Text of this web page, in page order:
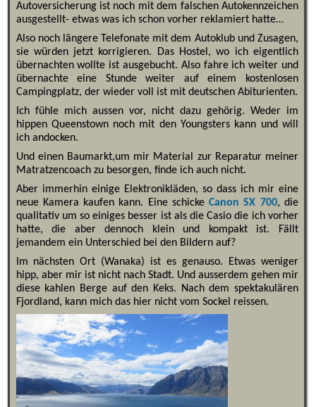
Autoversicherung ist noch mit dem falschen Autokennzeichen
ausgestellt- etwas was ich schon vorher reklamiert hatte…
Also noch längere Telefonate mit dem Autoklub und Zusagen,
sie würden jetzt korrigieren. Das Hostel, wo ich eigentlich
übernachten wollte ist ausgebucht. Also fahre ich weiter und
übernachte eine Stunde weiter auf einem kostenlosen
Campingplatz, der wieder voll ist mit deutschen Abiturienten.
Ich fühle mich aussen vor, nicht dazu gehörig. Weder im
hippen Queenstown noch mit den Youngsters kann und will
ich andocken.
Und einen Baumarkt,um mir Material zur Reparatur meiner
Matratzencoach zu besorgen, finde ich auch nicht.
Aber immerhin einige Elektronikläden, so dass ich mir eine
neue Kamera kaufen kann. Eine schickeCanon SX 700, die
qualitativ um so einiges besser ist als die Casio die ich vorher
hatte, die aber dennoch klein und kompakt ist. Fällt
jemandem ein Unterschied bei den Bildern auf?
Im nächsten Ort (Wanaka) ist es genauso. Etwas weniger
hipp, aber mir ist nicht nach Stadt. Und ausserdem gehen mir
diese kahlen Berge auf den Keks. Nach dem spektakulären
Fjordland, kann mich das hier nicht vom Sockel reissen.